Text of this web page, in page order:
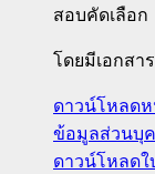
สอบคัดเลือก
โดยมีเอกสา
ดาวน์โหลดห
ข้อมูลส่วนบุ
ดาวน์โหลด